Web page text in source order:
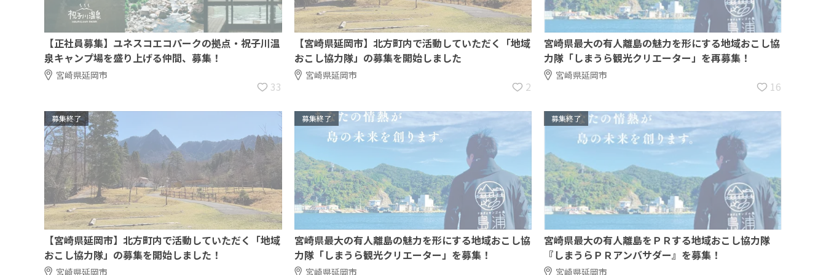
【正社員募集】ユネスコエコパークの拠点・祝子川温
泉キャンプ場を盛り上げる仲間、募集！
宮崎県延岡市
33
【宮崎県延岡市】北方町内で活動していただく「地域
おこし協力隊」の募集を開始しました
宮崎県延岡市
2
宮崎県最大の有人離島の魅力を形にする地域おこし協
力隊「しまうら観光クリエーター」を再募集！
宮崎県延岡市
16
募集終了
【宮崎県延岡市】北方町内で活動していただく「地域
おこし協力隊」の募集を開始しました！
宮崎県延岡市
募集終了
宮崎県最大の有人離島の魅力を形にする地域おこし協
力隊「しまうら観光クリエーター」を募集！
宮崎県延岡市
募集終了
宮崎県最大の有人離島をＰＲする地域おこし協力隊
『しまうらＰＲアンバサダー』を募集！
宮崎県延岡市